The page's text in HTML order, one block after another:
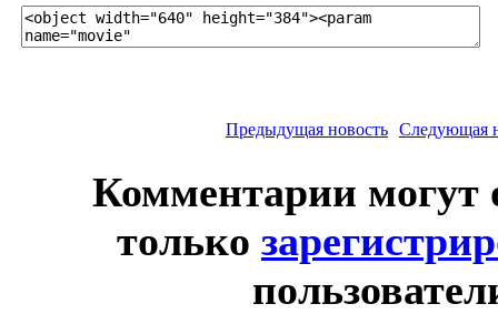
Предыдущая новость Следующая
Комментарии могут
только